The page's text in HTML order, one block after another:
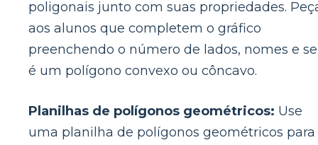
poligonais junto com suas propriedades.
aos alunos que completem o gráfico
preenchendo o número de lados, nomes e se
é um polígono convexo ou côncavo.
Planilhas de polígonos geométricos: Use
uma planilha de polígonos geométricos para